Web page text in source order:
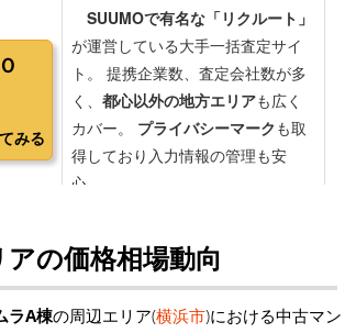
の価格相場動向
ラA棟の周辺エリア(横浜市)における中古マン